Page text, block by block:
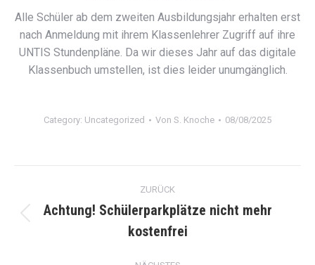
Alle Schüler ab dem zweiten Ausbildungsjahr erhalten erst
nach Anmeldung mit ihrem Klassenlehrer Zugriff auf ihre
UNTIS Stundenpläne. Da wir dieses Jahr auf das digitale
Klassenbuch umstellen, ist dies leider unumgänglich.
Category: Uncategorized Von S. Knoche 08/08/2025
Kommentarnavigation
ZURÜCK
Vorheriger
Beitrag:
Achtung! Schülerparkplätze nicht mehr
kostenfrei